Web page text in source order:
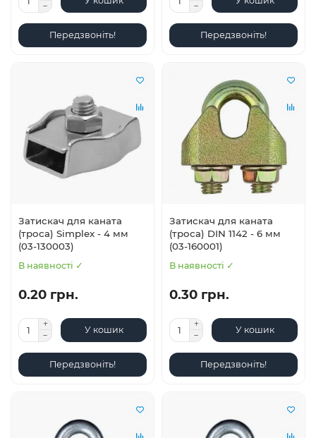
Передзвоніть! Передзвоніть!
Затискач для каната
(троса) Simplex - 4 мм
(03-130003)
В наявності ✓
0.20 грн.
У кошик
Передзвоніть!
Затискач для каната
(троса) DIN 1142 - 6 мм
(03-160001)
В наявності ✓
0.30 грн.
У кошик
Передзвоніть!